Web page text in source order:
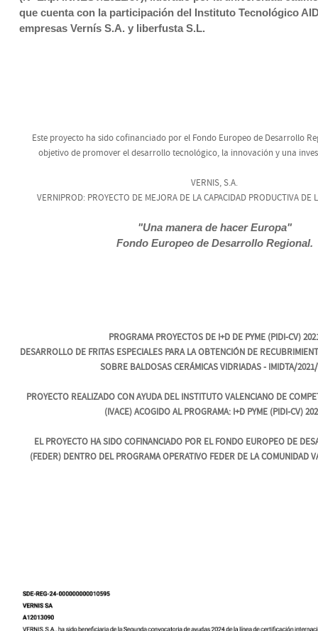
que cuenta con la participación del Instituto Tecnológico
empresas Vernís S.A. y liberfusta S.L.
Este proyecto ha sido cofinanciado por el Fondo Europeo de Desarrollo
objetivo de promover el desarrollo tecnológico, la innovación y una
VERNIS, S.A.
VERNIPROD: PROYECTO DE MEJORA DE LA CAPACIDAD PRODUCTIVA DE
"Una manera de hacer Europa"
Fondo Europeo de Desarrollo Regional.
PROGRAMA PROYECTOS DE I+D DE PYME (PIDI-CV)
DESARROLLO DE FRITAS ESPECIALES PARA LA OBTENCIÓN DE
SOBRE BALDOSAS CERÁMICAS VIDRIADAS - IMIDTA/
PROYECTO REALIZADO CON AYUDA DEL INSTITUTO VALENCIANO DE
(IVACE) ACOGIDO AL PROGRAMA: I+D PYME (PIDI-CV)
EL PROYECTO HA SIDO COFINANCIADO POR EL FONDO EUROPEO DE
(FEDER) DENTRO DEL PROGRAMA OPERATIVO FEDER DE LA COMUNIDAD